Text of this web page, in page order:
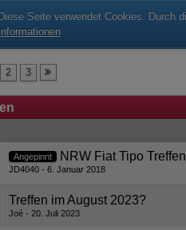
Diese Seite verwendet Cookies. Durch
Informationen
2 3
Angepinnt NRW Fiat Tipo
JD4040 6. Januar 2018
Treffen im August 2023?
Joé 20. Juli 2023